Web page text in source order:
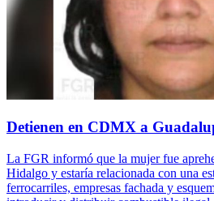
Detienen en CDMX a
La FGR informó que la mujer fue
Hidalgo y estaría relacionada con una
ferrocarriles, empresas fachada y